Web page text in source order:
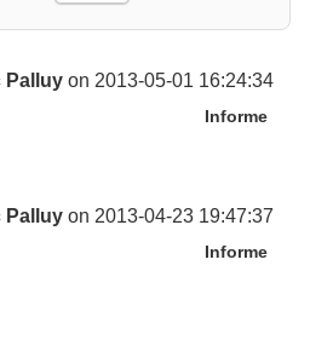
Palluy on 2013-05-01 16:24:34
Informe
Palluy on 2013-04-23 19:47:37
Informe